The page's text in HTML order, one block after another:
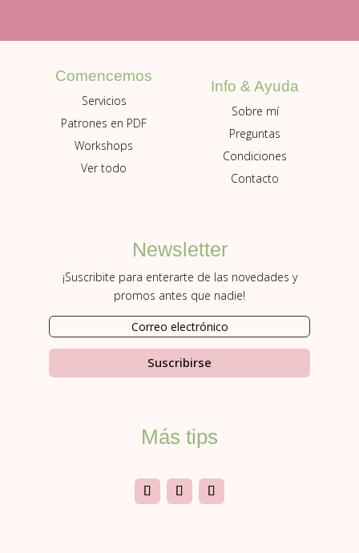
Comencemos
Servicios
Patrones en PDF
Workshops
Ver todo
Info & Ayuda
Sobre mí
Preguntas
Condiciones
Contacto
Newsletter
¡Suscribite para enterarte de las novedades y
promos antes que nadie!
Suscribirse
Más tips